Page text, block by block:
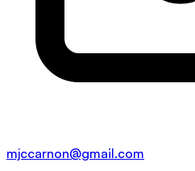
mjccarnon@gmail.com